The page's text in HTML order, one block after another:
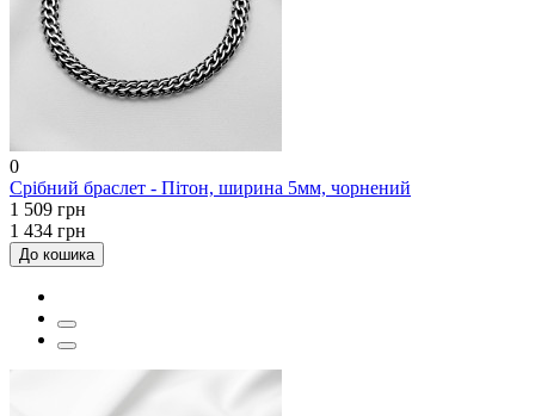
0
Срібний браслет - Пітон, ширина 5мм, чорнений
1 509 грн
1 434 грн
До кошика